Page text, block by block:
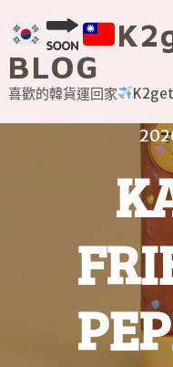
to
content
BLOG
喜歡的韓貨運回家